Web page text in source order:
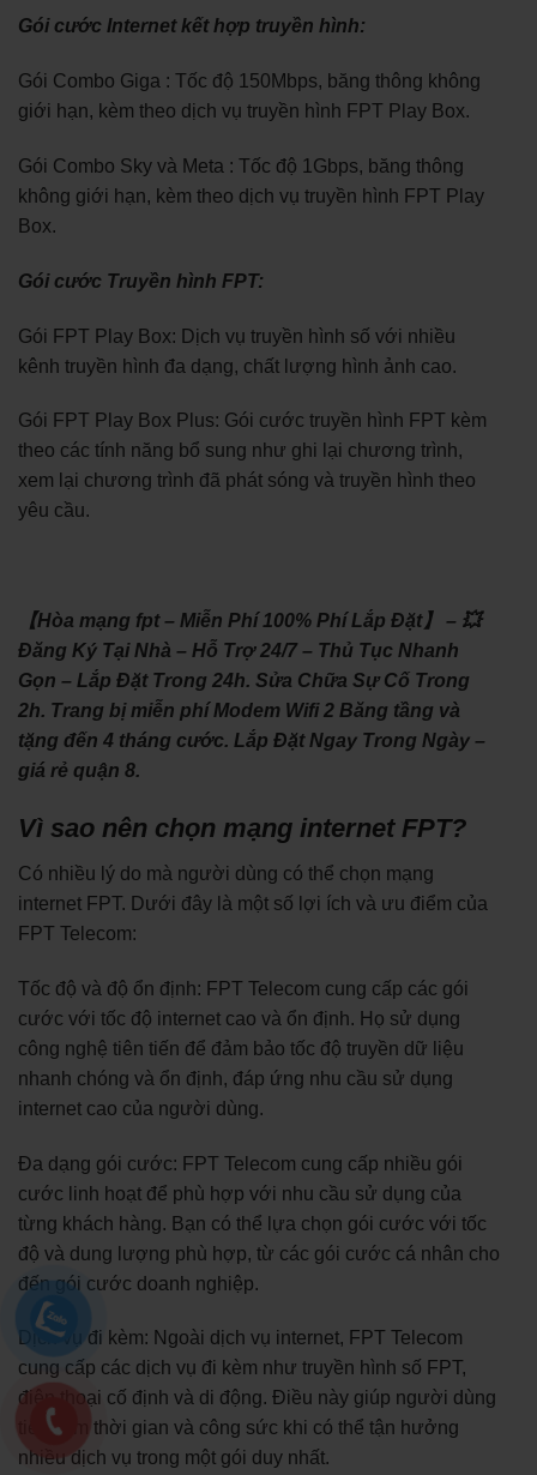
Gói cước Internet kết hợp truyền hình:
Gói Combo Giga : Tốc độ 150Mbps, băng thông không
giới hạn, kèm theo dịch vụ truyền hình FPT Play Box.
Gói Combo Sky và Meta : Tốc độ 1Gbps, băng thông
không giới hạn, kèm theo dịch vụ truyền hình FPT Play
Box.
Gói cước Truyền hình FPT:
Gói FPT Play Box: Dịch vụ truyền hình số với nhiều
kênh truyền hình đa dạng, chất lượng hình ảnh cao.
Gói FPT Play Box Plus: Gói cước truyền hình FPT kèm
theo các tính năng bổ sung như ghi lại chương trình,
xem lại chương trình đã phát sóng và truyền hình theo
yêu cầu.
【Hòa mạng fpt – Miễn Phí 100% Phí Lắp Đặt】 – 💥
Đăng Ký Tại Nhà – Hỗ Trợ 24/7 – Thủ Tục Nhanh
Gọn – Lắp Đặt Trong 24h. Sửa Chữa Sự Cố Trong
2h. Trang bị miễn phí Modem Wifi 2 Băng tầng và
tặng đến 4 tháng cước. Lắp Đặt Ngay Trong Ngày –
giá rẻ quận 8.
Vì sao nên chọn mạng internet FPT?
Có nhiều lý do mà người dùng có thể chọn mạng
internet FPT. Dưới đây là một số lợi ích và ưu điểm của
FPT Telecom:
Tốc độ và độ ổn định: FPT Telecom cung cấp các gói
cước với tốc độ internet cao và ổn định. Họ sử dụng
công nghệ tiên tiến để đảm bảo tốc độ truyền dữ liệu
nhanh chóng và ổn định, đáp ứng nhu cầu sử dụng
internet cao của người dùng.
Đa dạng gói cước: FPT Telecom cung cấp nhiều gói
cước linh hoạt để phù hợp với nhu cầu sử dụng của
từng khách hàng. Bạn có thể lựa chọn gói cước với tốc
độ và dung lượng phù hợp, từ các gói cước cá nhân cho
đến gói cước doanh nghiệp.
Dịch vụ đi kèm: Ngoài dịch vụ internet, FPT Telecom
cung cấp các dịch vụ đi kèm như truyền hình số FPT,
điện thoại cố định và di động. Điều này giúp người dùng
tiết kiệm thời gian và công sức khi có thể tận hưởng
nhiều dịch vụ trong một gói duy nhất.